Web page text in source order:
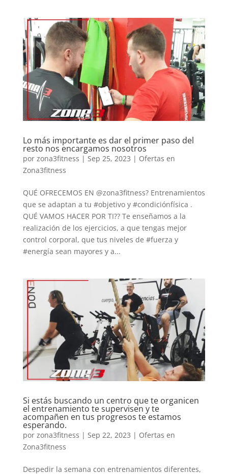
Lo más importante es dar el primer paso del
resto nos encargamos nosotros
por zona3fitness | Sep 25, 2023 | Ofertas en
Zona3fitness
QUÉ OFRECEMOS EN @zona3fitness? Entrenamientos
que se adaptan a tu #objetivo y #condiciónfísica .
QUÉ VAMOS HACER POR TI?? Te enseñamos a la
realización de los ejercicios, a que tengas mejor
control corporal, que tus niveles de #fuerza y
#energía sean mayores y a...
Si estás buscando un centro que te organicen
el entrenamiento te supervisen y te
acompañen en tus progresos te estamos
esperando.
por zona3fitness | Sep 22, 2023 | Ofertas en
Zona3fitness
Despedir la semana con entrenamientos diferentes,